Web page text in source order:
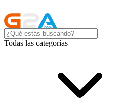
Todas las categorías